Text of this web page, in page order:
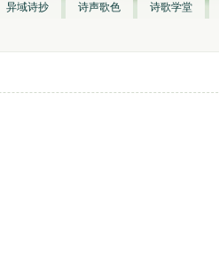
异域诗抄 诗声歌色 诗歌学堂